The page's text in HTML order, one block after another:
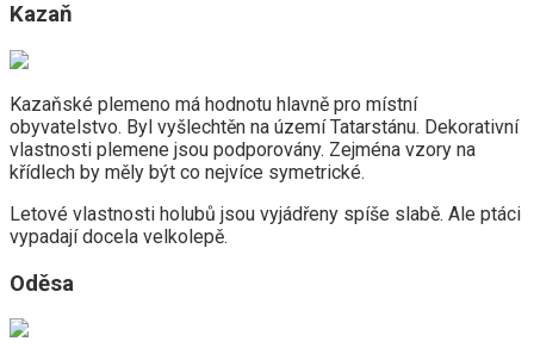
Kazaň
Kazaňské plemeno má hodnotu hlavně pro místní
obyvatelstvo. Byl vyšlechtěn na území Tatarstánu. Dekorativní
vlastnosti plemene jsou podporovány. Zejména vzory na
křídlech by měly být co nejvíce symetrické.
Letové vlastnosti holubů jsou vyjádřeny spíše slabě. Ale ptáci
vypadají docela velkolepě.
Oděsa